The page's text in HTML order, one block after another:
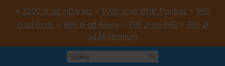
⭐ 1200 zł od mBanku ⭐ 1000 zł od BNP Paribas ⭐ 900
zł od Erste ⭐ 800 zł od Aliora ⭐ 700 zł od ING ⭐ 700 zł
od Millennium